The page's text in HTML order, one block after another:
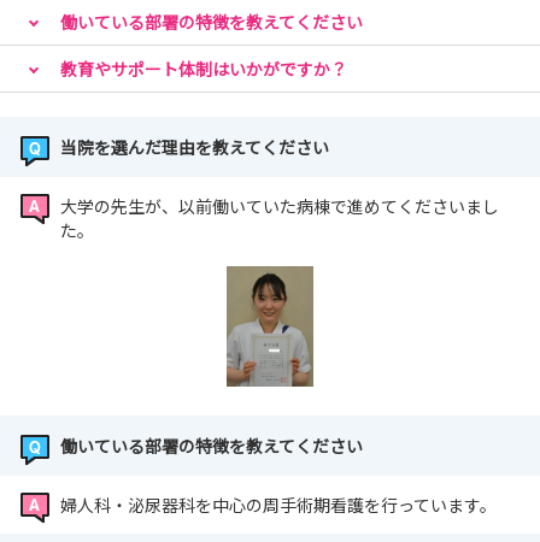
働いている部署の特徴を教えてください
教育やサポート体制はいかがですか？
当院を選んだ理由を教えてください
大学の先生が、以前働いていた病棟で進めてくださいまし
た。
働いている部署の特徴を教えてください
婦人科・泌尿器科を中心の周手術期看護を行っています。